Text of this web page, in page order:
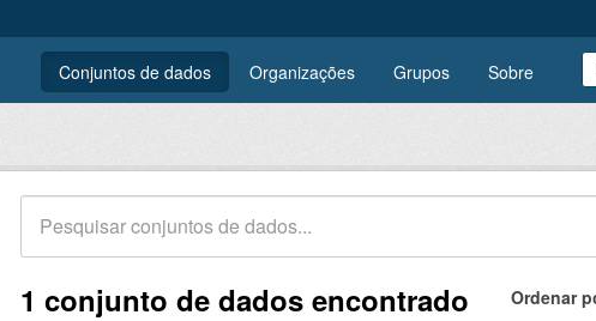
Conjuntos de dados Organizações Grupos Sobre
Ordenar
1 conjunto de dados encontrado